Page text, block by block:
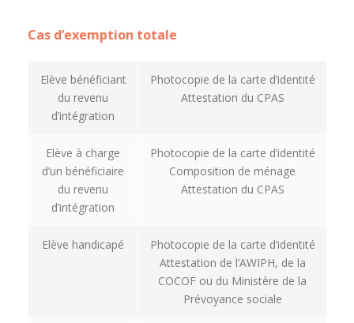
Cas d’exemption totale
Elève bénéficiant
du revenu
d’intégration
Photocopie de la carte d’identité
Attestation du CPAS
Elève à charge
d’un bénéficiaire
du revenu
d’intégration
Photocopie de la carte d’identité
Composition de ménage
Attestation du CPAS
Elève handicapé
Photocopie de la carte d’identité
Attestation de l’AWIPH, de la
COCOF ou du Ministère de la
Prévoyance sociale